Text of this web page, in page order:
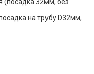
на трубу D32мм,